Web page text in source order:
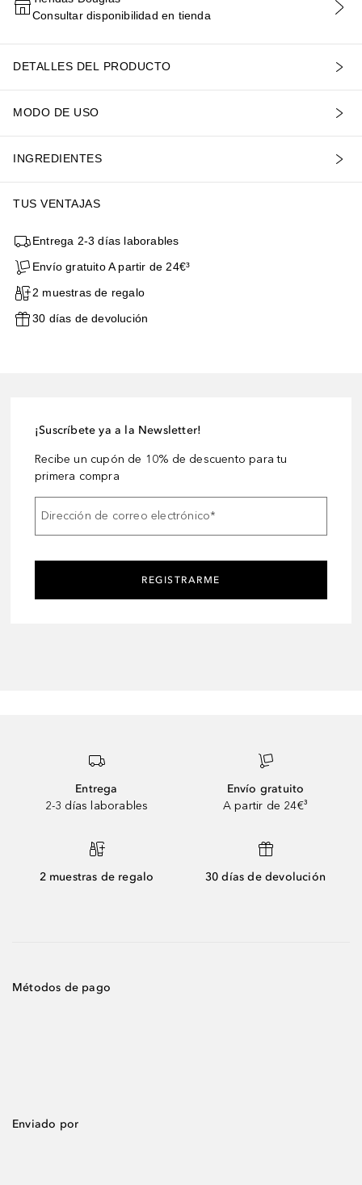
AÑADIR AL CARRITO
Consultar disponibilidad en tienda
DETALLES DEL PRODUCTO
MODO DE USO
INGREDIENTES
TUS VENTAJAS
Entrega 2-3 días laborables
Envío gratuito A partir de 24€³
2 muestras de regalo
30 días de devolución
¡Suscríbete ya a la Newsletter!
Recibe un cupón de 10% de descuento para tu
primera compra
Dirección de correo electrónico*
REGISTRARME
Entrega
2-3 días laborables
Envío gratuito
A partir de 24€³
2 muestras de regalo 30 días de devolución
Métodos de pago
Enviado por